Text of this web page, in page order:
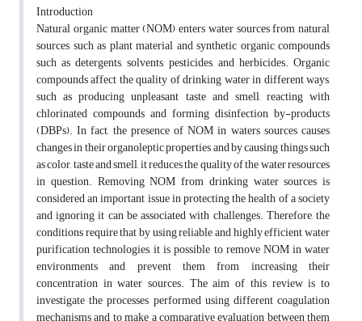
Introduction
Natural organic matter (NOM) enters water sources from natural
sources such as plant material and synthetic organic compounds
such as detergents, solvents, pesticides, and herbicides. Organic
compounds affect the quality of drinking water in different ways,
such as producing unpleasant taste and smell, reacting with
chlorinated compounds and forming disinfection by-products
(DBPs). In fact, the presence of NOM in waters sources causes
changes in their organoleptic properties and by causing things such
as color, taste and smell, it reduces the quality of the water resources
in question. Removing NOM from drinking water sources is
considered an important issue in protecting the health of a society
and ignoring it can be associated with challenges. Therefore, the
conditions require that by using reliable and highly efficient water
purification technologies, it is possible to remove NOM in water
environments and prevent them from increasing their
concentration in water sources. The aim of this review is to
investigate the processes performed using different coagulation